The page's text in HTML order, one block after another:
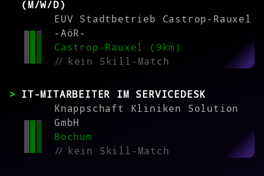
(M/W/D)
EUV Stadtbetrieb Castrop-Rauxel
-AöR-
Castrop-Rauxel (9km)
//kein Skill-Match
IT-MITARBEITER IM SERVICEDESK
Knappschaft Kliniken Solution
GmbH
Bochum
//kein Skill-Match